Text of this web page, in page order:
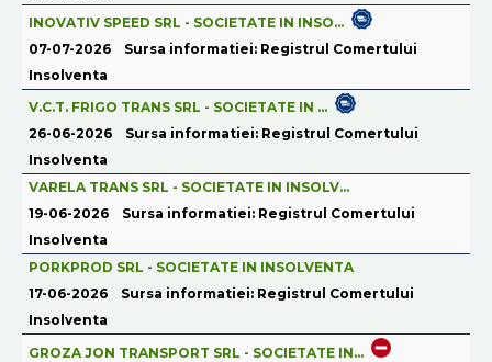
07-07-2026
INOVATIV SPEED SRL - SOCIETATE IN INSO...
Sursa informatiei: Registrul Comertului
Insolventa
26-06-2026
V.C.T. FRIGO TRANS SRL - SOCIETATE IN ...
Sursa informatiei: Registrul Comertului
Insolventa
19-06-2026
VARELA TRANS SRL - SOCIETATE IN INSOLV...
Sursa informatiei: Registrul Comertului
Insolventa
17-06-2026
PORKPROD SRL - SOCIETATE IN INSOLVENTA
Sursa informatiei: Registrul Comertului
Insolventa
GROZA JON TRANSPORT SRL - SOCIETATE IN...